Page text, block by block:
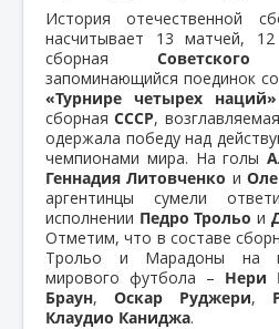
История отечественной
насчитывает 13 матчей,
сборная
запоминающийся поединок
«Турнире четырех наций»
сборнаяСССР, возглавляемая
одержала победу над
чемпионами мира. На голы
Геннадия Литовченко и
аргентинцы сумели
исполнении Педро Трольо и
Отметим, что в составе
Трольо и Марадоны на
мирового футбола – Нери
Браун, Оскар Руджери,
Клаудио Каниджа.